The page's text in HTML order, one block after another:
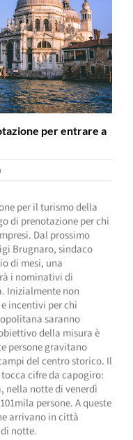
per entrare a
per il turismo della
di prenotazione per chi
Dal prossimo
Brugnaro, sindaco
di mesi, una
i nominativi di
Inizialmente non
incentivi per chi
saranno
della misura è
persone gravitano
del centro storico. Il
cifre da capogiro:
nella notte di venerdì
persone. A queste
arrivano in città
notte.